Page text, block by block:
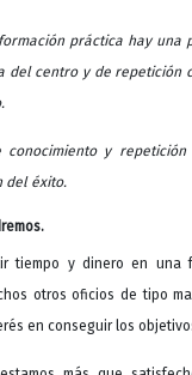
práctica hay una
del centro y de repetición
conocimiento y
del éxito.
tiempo y dinero en una
otros oficios de tipo
en conseguir los